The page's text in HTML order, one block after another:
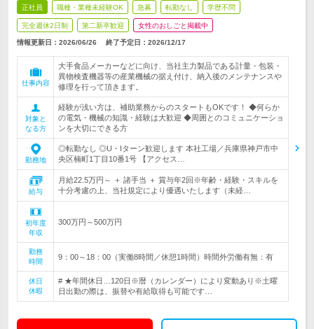
正社員 職種・業種未経験OK 急募 転勤なし 学歴不問
完全週休2日制 第二新卒歓迎 女性のおしごと掲載中
情報更新日：2026/06/26 終了予定日： 2026/12/17
仕事内容
大手食品メーカーなどに向け、当社主力製品である計量・包装・
異物検査機器等の産業機械の据え付け、納入後のメンテナンスや
修理を行って頂きます。
対象と
なる方
経験が浅い方は、補助業務からのスタートもOKです！ ◆何らか
の電気・機械の知識・経験は大歓迎 ◆周囲とのコミュニケーショ
ンを大切にできる方
勤務地
◎転勤なし ◎U・Iターン歓迎します 本社工場／兵庫県神戸市中
央区楠町1丁目10番1号 【アクセス…
給与
月給22.5万円～ ＋ 諸手当 ＋ 賞与年2回※年齢・経験・スキルを
十分考慮の上、当社規定により優遇いたします（未経…
初年度
年収
300万円～500万円
勤務
時間
9：00～18：00（実働8時間／休憩1時間）時間外労働有無：有
休日
休暇
# ★年間休日…120日※暦（カレンダー）により変動あり※土曜
日出勤の際は、振替や有給取得も可能です…